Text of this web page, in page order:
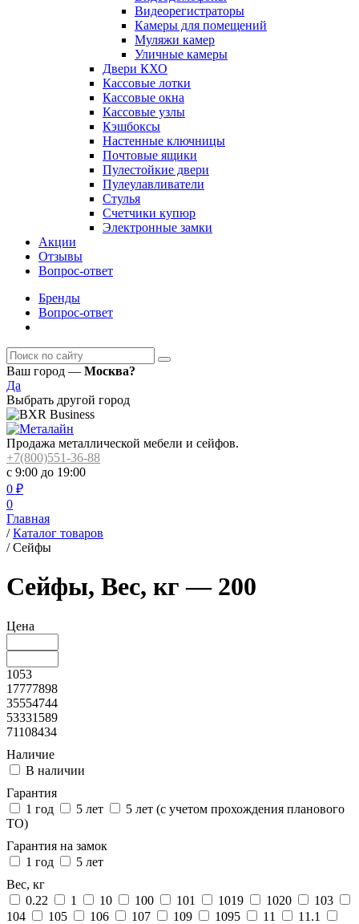
Видеорегистраторы
Камеры для помещений
Муляжи камер
Уличные камеры
Двери КХО
Кассовые лотки
Кассовые окна
Кассовые узлы
Кэшбоксы
Настенные ключницы
Почтовые ящики
Пулестойкие двери
Пулеулавливатели
Стулья
Счетчики купюр
Электронные замки
Акции
Отзывы
Вопрос-ответ
Бренды
Вопрос-ответ
Ваш город — Москва?
Да
Выбрать другой город
Продажа металлической мебели и сейфов.
+7(800)551-36-88
с 9:00 до 19:00
0 ₽
0
Главная
/ Каталог товаров
/ Сейфы
Сейфы, Вес, кг — 200
Цена
1053
17777898
35554744
53331589
71108434
Наличие
В наличии
Гарантия
1 год
5 лет
5 лет (с учетом прохождения планового
ТО)
Гарантия на замок
1 год
5 лет
Вес, кг
0.22
1 10 100 101 1019 1020
103
104
105 106 107 109 1095 11
11.1